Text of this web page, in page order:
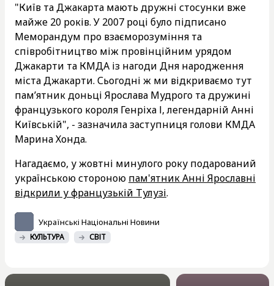
"Київ та Джакарта мають дружні стосунки вже
майже 20 років. У 2007 році було підписано
Меморандум про взаєморозуміння та
співробітництво між провінційним урядом
Джакарти та КМДА із нагоди Дня народження
міста Джакарти. Сьогодні ж ми відкриваємо тут
пам’ятник доньці Ярослава Мудрого та дружині
французького короля Генріха І, легендарній Анні
Київській", - зазначила заступниця голови КМДА
Марина Хонда.
Нагадаємо, у жовтні минулого року подарований
українською стороною пам'ятник Анні Ярославні
відкрили у французькій Тулузі.
Українські Національні Новини
КУЛЬТУРА СВІТ